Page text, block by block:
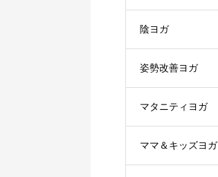
陰ヨガ
姿勢改善ヨガ
マタニティヨガ
ママ＆キッズヨガ